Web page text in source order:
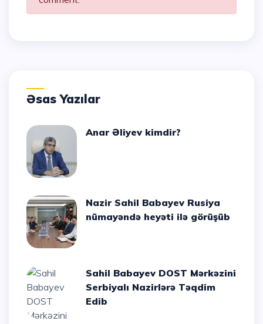
Əsas Yazılar
Anar Əliyev kimdir?
Nazir Sahil Babayev Rusiya
nümayəndə heyəti ilə görüşüb
Sahil Babayev DOST Mərkəzini
Serbiyalı Nazirlərə Təqdim
Edib